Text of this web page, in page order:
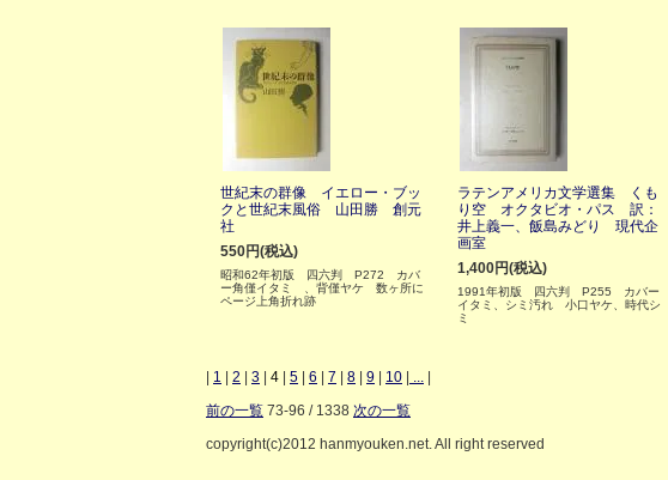
世紀末の群像 イエロー・ブッ
クと世紀末風俗 山田勝 創元
社
550円(税込)
昭和62年初版 四六判 P272 カバ
ー角僅イタミ 、背僅ヤケ 数ヶ所に
ページ上角折れ跡
ラテンアメリカ文学選集 くも
り空 オクタビオ・パス 訳：
井上義一、飯島みどり 現代企
画室
1,400円(税込)
1991年初版 四六判 P255 カバー
イタミ、シミ汚れ 小口ヤケ、時代シ
ミ
1 2 3 4 5 6 7 8 9 10 ...
前の一覧 73-96 / 1338 次の一覧
copyright(c)2012 hanmyouken.net. All right reserved